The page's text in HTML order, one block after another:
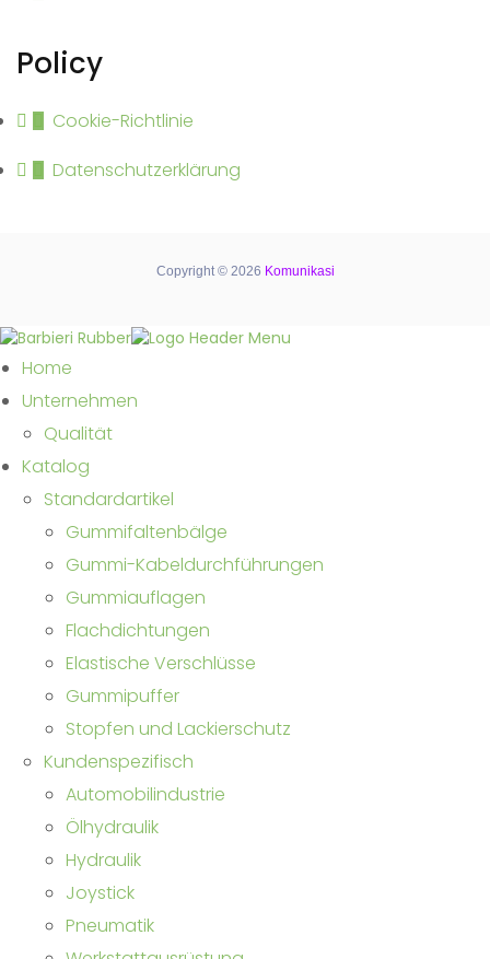
Policy
Cookie-Richtlinie
Datenschutzerklärung
Copyright © 2026 Komunikasi
Home
Unternehmen
Qualität
Katalog
Standardartikel
Gummifaltenbälge
‎Gummi-Kabeldurchführungen
Gummiauflagen
Flachdichtungen
Elastische Verschlüsse
Gummipuffer
‎Stopfen und Lackierschutz
Kundenspezifisch
Automobilindustrie
Ölhydraulik
Hydraulik
Joystick
Pneumatik